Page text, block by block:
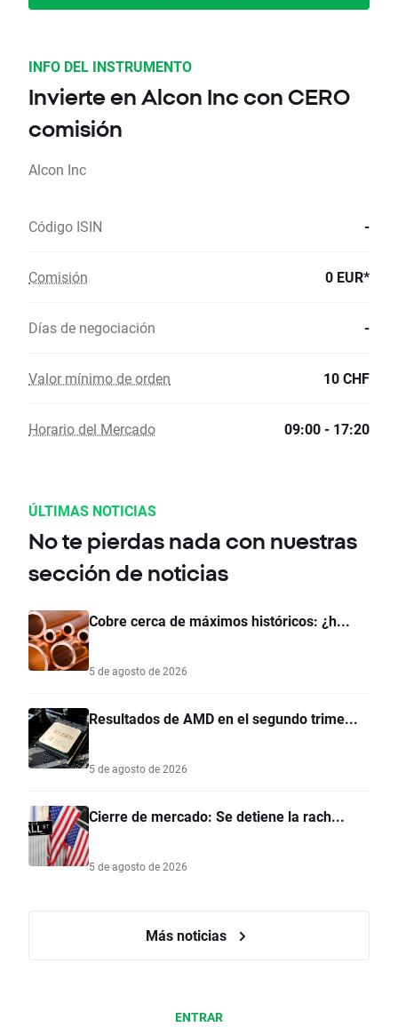
INFO DEL INSTRUMENTO
Invierte en Alcon Inc con CERO
comisión
Alcon Inc
Código ISIN -
Comisión 0 EUR*
Días de negociación -
Valor mínimo de orden 10 CHF
Horario del Mercado 09:00 - 17:20
ÚLTIMAS NOTICIAS
No te pierdas nada con nuestras
sección de noticias
Cobre cerca de máximos históricos: ¿h...
5 de agosto de 2026
Resultados de AMD en el segundo trime...
5 de agosto de 2026
Cierre de mercado: Se detiene la rach...
5 de agosto de 2026
Más noticias
ENTRAR